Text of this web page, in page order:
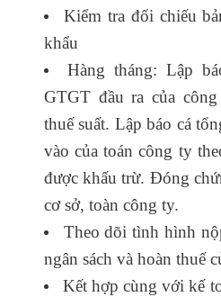
Kiểm tra đối chiếu
khẩu
Hàng tháng: Lập
GTGT đầu ra của
thuế suất. Lập báo cá
vào của toán công ty
được khấu trừ. Đóng
cơ sở, toàn công ty.
Theo dõi tình hình
ngân sách và hoàn thuế
Kết hợp cùng với kế